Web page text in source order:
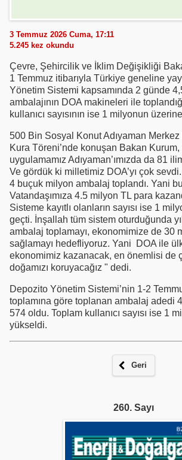
3 Temmuz 2026 Cuma, 17:11
5.245 kez okundu
Çevre, Şehircilik ve İklim Değişikliği
1 Temmuz itibarıyla Türkiye geneline
Yönetim Sistemi kapsamında 2 günde
ambalajının DOA makineleri ile
kullanıcı sayısının ise 1 milyonun üzerine
500 Bin Sosyal Konut Adıyaman
Kura Töreni’nde konuşan Bakan Kurum,
uygulamamız Adıyaman’ımızda da 81
Ve gördük ki milletimiz DOA’yı çok
4 buçuk milyon ambalaj toplandı. Yani
Vatandaşımıza 4.5 milyon TL para
Sisteme kayıtlı olanların sayısı ise 1
geçti. İnşallah tüm sistem oturduğunda
ambalaj toplamayı, ekonomimize de 30
sağlamayı hedefliyoruz. Yani DOA ile
ekonomimiz kazanacak, en önemlisi de
doğamızı koruyacağız " dedi.
Depozito Yönetim Sistemi’nin 1-2
toplamına göre toplanan ambalaj adedi
574 oldu. Toplam kullanıcı sayısı ise 1
yükseldi.
Geri
260. Sayı